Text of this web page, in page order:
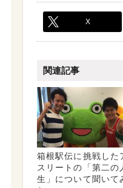
X
関連記事
箱根駅伝に挑戦した
スリートの「第二の
生」について聞いて